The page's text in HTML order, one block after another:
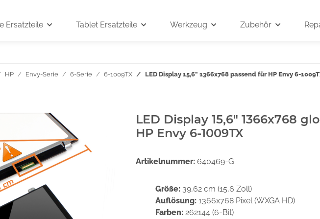
Ersatzteile Tablet Ersatzteile Werkzeug Zubehör
HP Envy-Serie 6-Serie 6-1009TX LED Display 15,6" 1366x768 passend für HP Envy 6-
LED Display 15,6" 1366x768
HP Envy 6-1009TX
Artikelnummer: 640469-G
Größe: 39,62 cm (15,6 Zoll)
Auflösung: 1366x768 Pixel (WXGA HD)
Farben: 262144 (6-Bit)